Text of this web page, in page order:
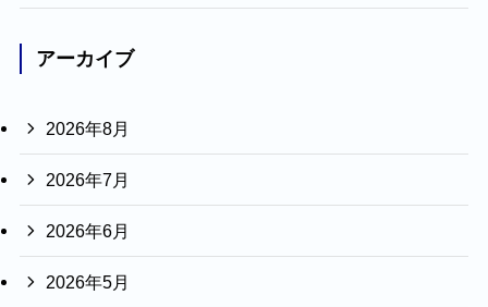
アーカイブ
2026年8月
2026年7月
2026年6月
2026年5月